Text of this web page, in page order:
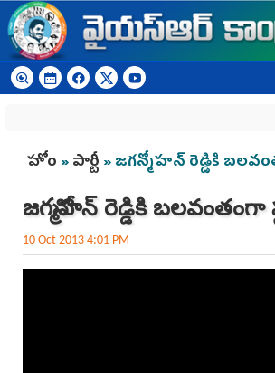
Skip to main content
You are here
హోం »పార్టీ » జగన్మోహన్ రెడ్డికి
జగన్మోహన్ రెడ్డికి బలవంతంగా
10 Oct 2013 4:01 PM